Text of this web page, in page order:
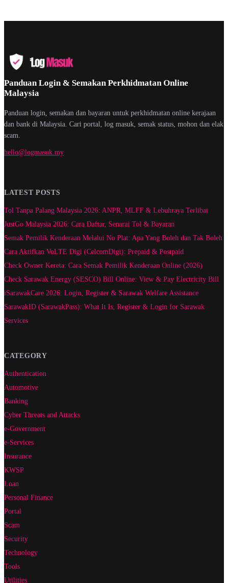
Panduan Login & Semakan Perkhidmatan Online
Malaysia
Panduan login, semakan dan bayaran untuk perkhidmatan online kerajaan
dan bank di Malaysia. Cari portal, log masuk, semak status, mohon dan elak
scam.
hello@logmasuk.my
LATEST POSTS
Tol Tanpa Palang Malaysia 2026: ANPR, MLFF & Lebuhraya Terlibat
JustGo Malaysia 2026: Cara Daftar, Senarai Tol & Bayaran
Semak Pemilik Kenderaan Melalui No Plat: Apa Yang Boleh dan Tak Boleh
Cara Aktifkan VoLTE Digi (CelcomDigi): Prepaid & Postpaid
Check Owner Kereta: Cara Semak Pemilik Kenderaan Online (2026)
Check Sarawak Energy (SESCO) Bill Online: View & Pay Electricity Bill
iSarawakCare 2026: Login, Register & Sarawak Welfare Assistance
SarawakID (SarawakPass): What It Is, Register & Login for Sarawak
Services
CATEGORY
Authentication
Automotive
Banking
Cyber Threats and Attacks
e-Government
e-Services
Insurance
KWSP
Loan
Personal Finance
Portal
Scam
Security
Technology
Tools
Utilities